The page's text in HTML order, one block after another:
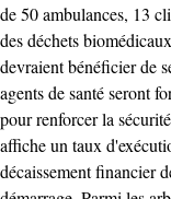
de 50 ambulances, 13
des déchets
devraient bénéficier de
agents de santé seront
pour renforcer la
affiche un taux
décaissement financier